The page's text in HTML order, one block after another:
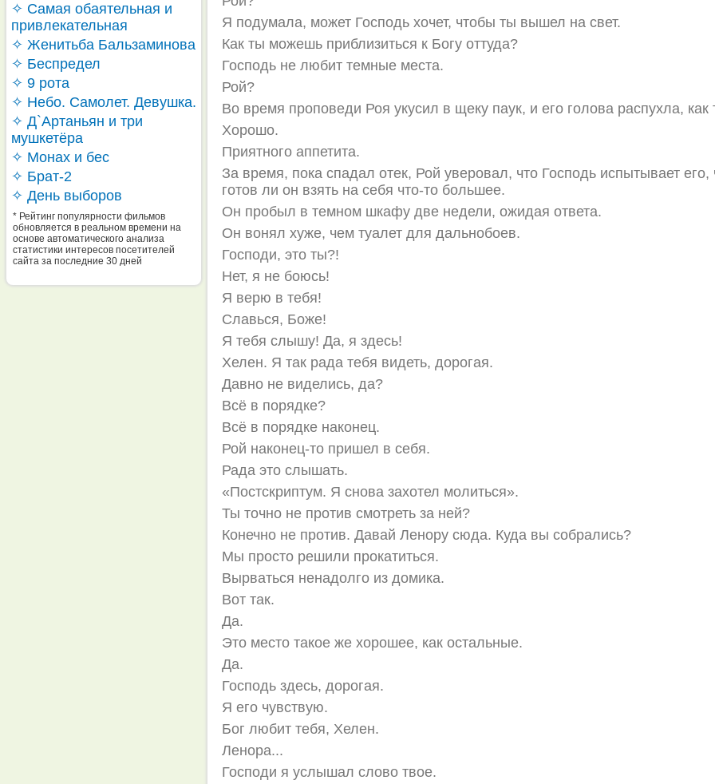
✧ Самая обаятельная и
привлекательная
✧ Женитьба Бальзаминова
✧ Беспредел
✧ 9 рота
✧ Небо. Самолет. Девушка.
✧ Д`Артаньян и три
мушкетёра
✧ Монах и бес
✧ Брат-2
✧ День выборов
* Рейтинг популярности фильмов
обновляется в реальном времени на
основе автоматического анализа
статистики интересов посетителей
сайта за последние 30 дней
Я подумала, может Господь хочет, чтобы ты вышел на свет.
Как ты можешь приблизиться к Богу оттуда?
Господь не любит темные места.
Рой?
Во время проповеди Роя укусил в щеку паук, и его голова распухла, как
Хорошо.
Приятного аппетита.
За время, пока спадал отек, Рой уверовал, что Господь испытывает его,
готов ли он взять на себя что-то большее.
Он пробыл в темном шкафу две недели, ожидая ответа.
Он вонял хуже, чем туалет для дальнобоев.
Господи, это ты?!
Нет, я не боюсь!
Я верю в тебя!
Славься, Боже!
Я тебя слышу! Да, я здесь!
Хелен. Я так рада тебя видеть, дорогая.
Давно не виделись, да?
Всё в порядке?
Всё в порядке наконец.
Рой наконец-то пришел в себя.
Рада это слышать.
«Постскриптум. Я снова захотел молиться».
Ты точно не против смотреть за ней?
Конечно не против. Давай Ленору сюда. Куда вы собрались?
Мы просто решили прокатиться.
Вырваться ненадолго из домика.
Вот так.
Да.
Это место такое же хорошее, как остальные.
Да.
Господь здесь, дорогая.
Я его чувствую.
Бог любит тебя, Хелен.
Ленора...
Господи я услышал слово твое.